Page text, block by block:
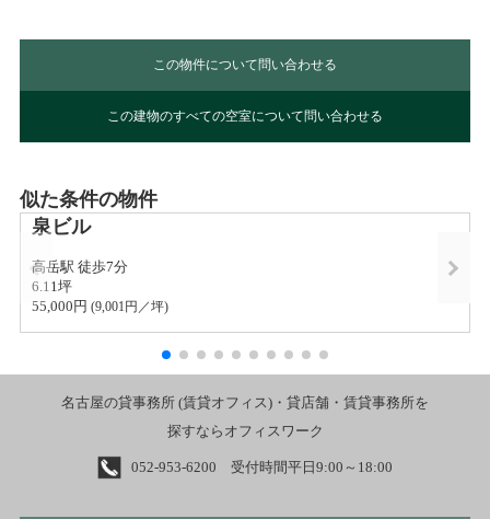
この物件について問い合わせる
この建物のすべての空室について問い合わせる
似た条件の物件
泉ビル
高岳駅 徒歩7分
6.11坪
55,000円 (9,001 円／坪)
名古屋の貸事務所 (賃貸オフィス)・貸店舗・賃貸事務所を
探すならオフィスワーク
052-953-6200 受付時間平日9:00～18:00